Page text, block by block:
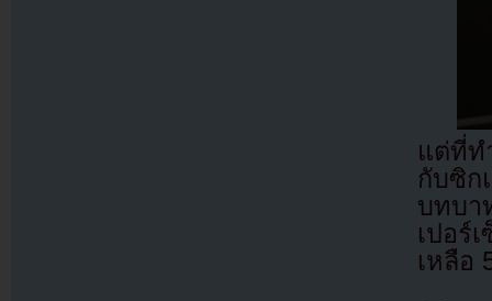
แต่ที่ท
กับซิก
บทบ
เปอร์
เหลือ